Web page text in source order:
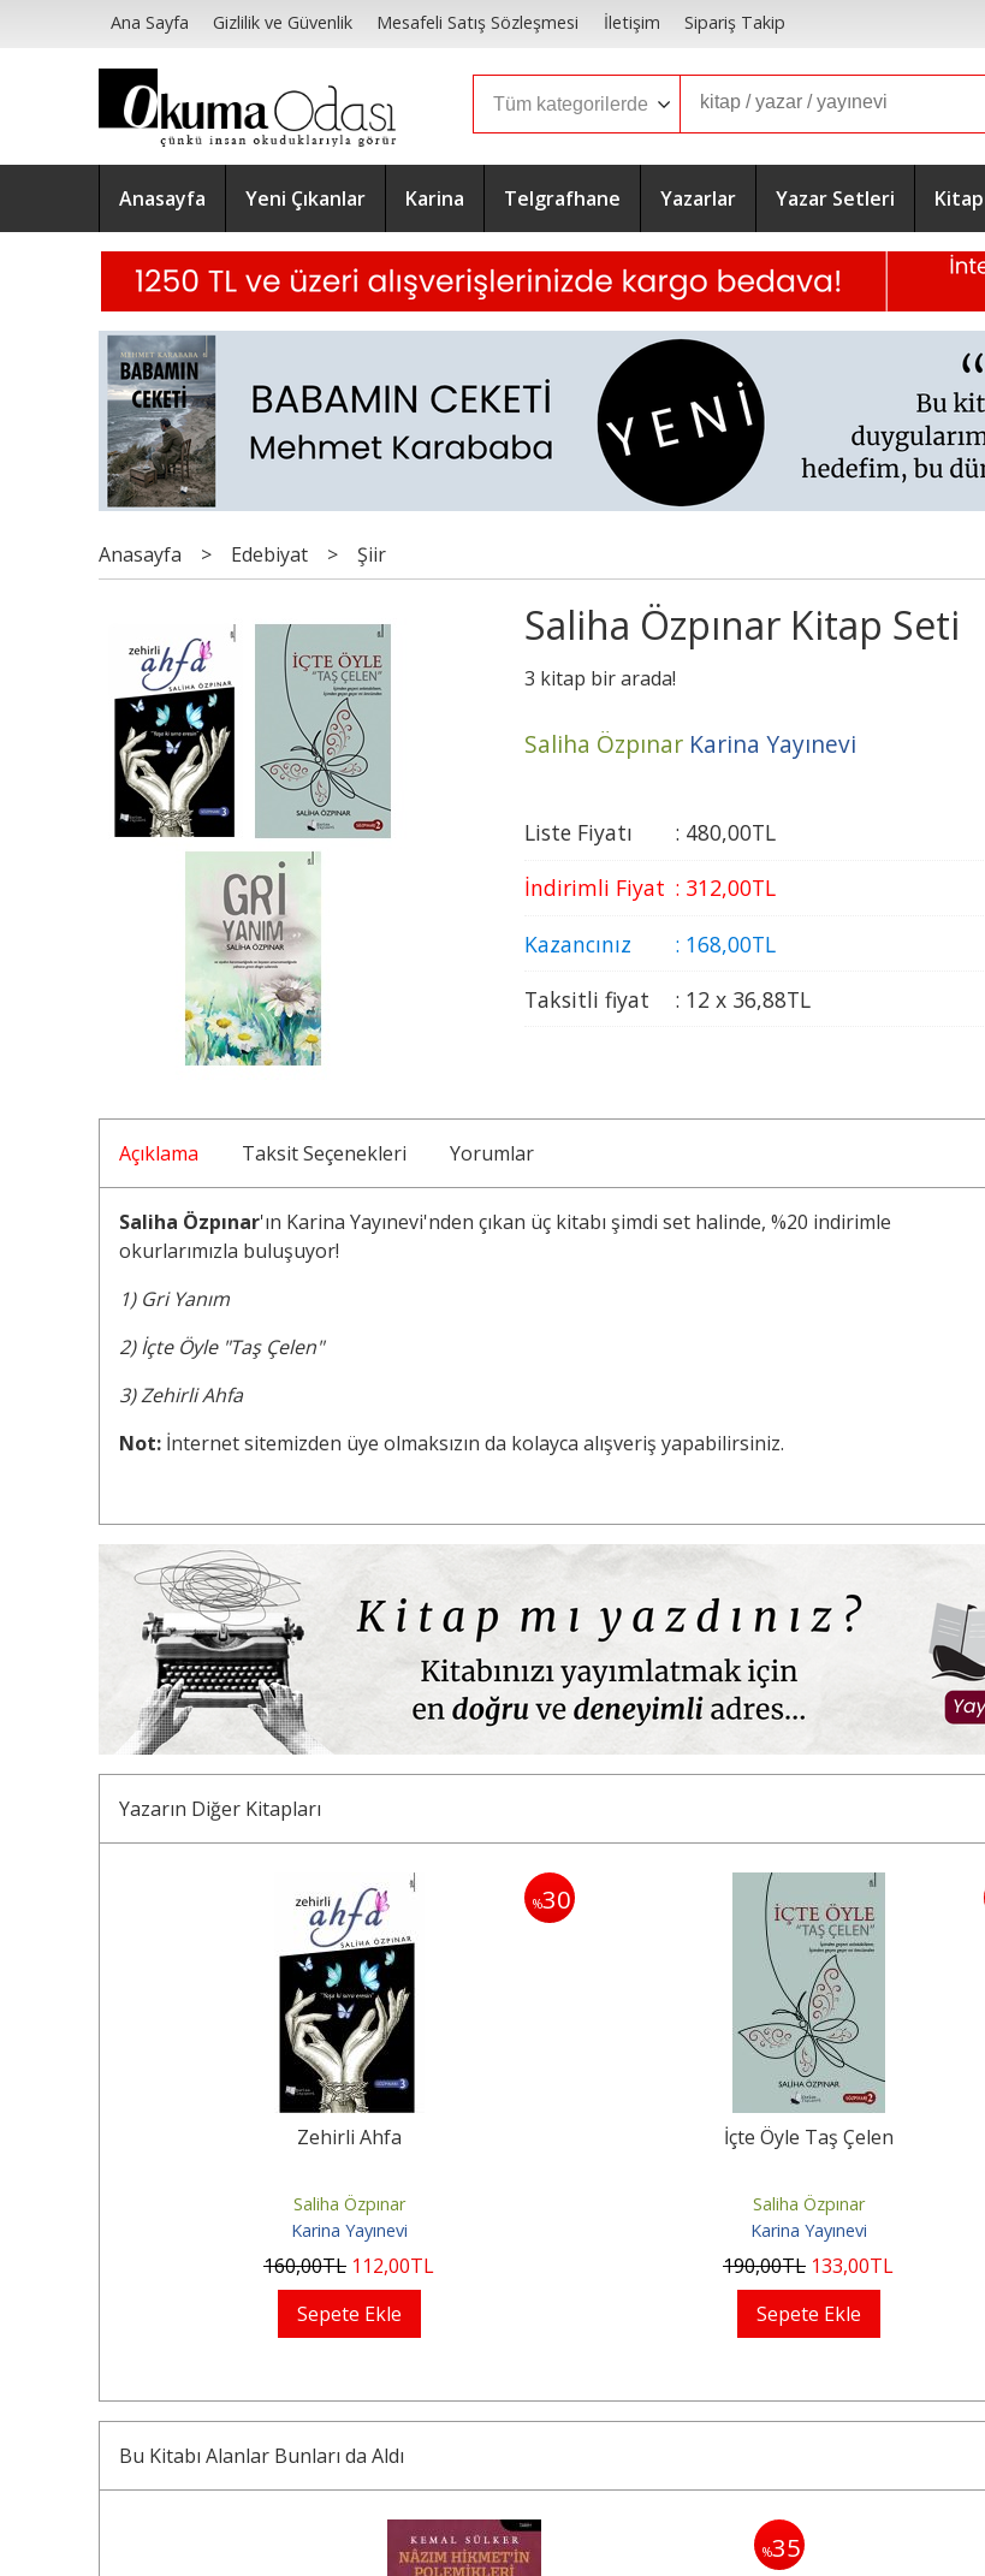
Ana Sayfa Gizlilik ve Güvenlik Mesafeli Satış Sözleşmesi İletişim Sipariş Takip
Anasayfa Yeni Çıkanlar Karina Telgrafhane Yazarlar Yazar Setleri Kitap
Anasayfa > Edebiyat > Şiir
Saliha Özpınar Kitap Seti
3 kitap bir arada!
Saliha Özpınar Karina Yayınevi
Liste Fiyatı : 480,00TL
İndirimli Fiyat : 312,00TL
Kazancınız
: 168,00TL
Taksitli fiyat
: 12 x 36,88TL
Açıklama Taksit Seçenekleri Yorumlar
Saliha Özpınar'ın Karina Yayınevi'nden çıkan üç kitabı şimdi set halinde, %20 indirimle
okurlarımızla buluşuyor!
1) Gri Yanım
2) İçte Öyle "Taş Çelen"
3) Zehirli Ahfa
Not: İnternet sitemizden üye olmaksızın da kolayca alışveriş yapabilirsiniz.
Yazarın Diğer Kitapları
%30
Zehirli Ahfa
Saliha Özpınar
Karina Yayınevi
160,00TL 112,00TL
Sepete Ekle
İçte Öyle Taş Çelen
Saliha Özpınar
Karina Yayınevi
190,00TL 133,00TL
Sepete Ekle
Bu Kitabı Alanlar Bunları da Aldı
%35